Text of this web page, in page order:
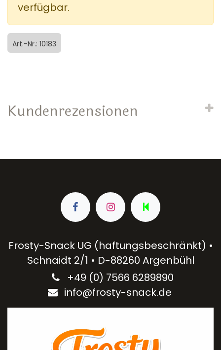
verfügbar.
Art.-Nr.: 10183
Kundenrezensionen
Frosty-Snack UG (haftungsbeschränkt) •
Schnaidt 2/1 • D-88260 Argenbühl
+49 (0) 7566 6289890​
info@frosty-snack.de